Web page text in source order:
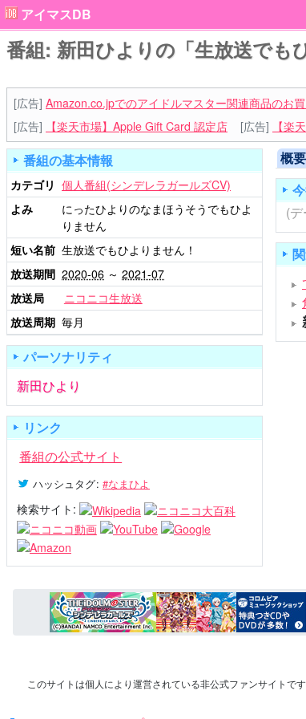
アイマスDB
番組: 新田ひよりの「生放送でも
[広告] Amazon.co.jpでのアイドルマスター関連商品のお
[広告]
【楽天市場】Apple Gift Card 認定店 [広告] 【楽
概要
(
番組の基本情報
カテゴリ 個人番組(シンデレラガールズCV)
よみ
にったひよりのなまほうそうでもひよ
りません
短い名前 生放送でもひよりません！
放送期間 2020-06 ～ 2021-07
放送局
ニコニコ生放送
放送周期 毎月
パーソナリティ
新田ひより
リンク
番組の公式サイト
ハッシュタグ: #なまひよ
検索サイト:
このサイトは個人により運営されている非公式ファンサイトです